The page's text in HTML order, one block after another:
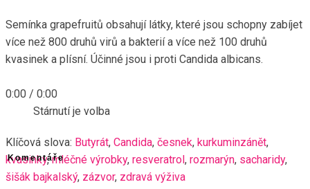
Semínka grapefruitů obsahují látky, které jsou schopny zabíjet
více než 800 druhů virů a bakterií a více než 100 druhů
kvasinek a plísní. Účinné jsou i proti Candida albicans.
0:00 / 0:00
Stárnutí je volba
Klíčová slova: Butyrát, Candida, česnek, kurkuminzánět,
kvasinky, mléčné výrobky, resveratrol, rozmarýn, sacharidy,
šišák bajkalský, zázvor, zdravá výživa
Komentáře